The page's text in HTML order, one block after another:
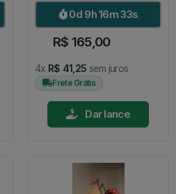
0d 9h 16m 31s
R$ 165,00
4x R$ 41,25 sem juros
Frete Grátis
Dar lance